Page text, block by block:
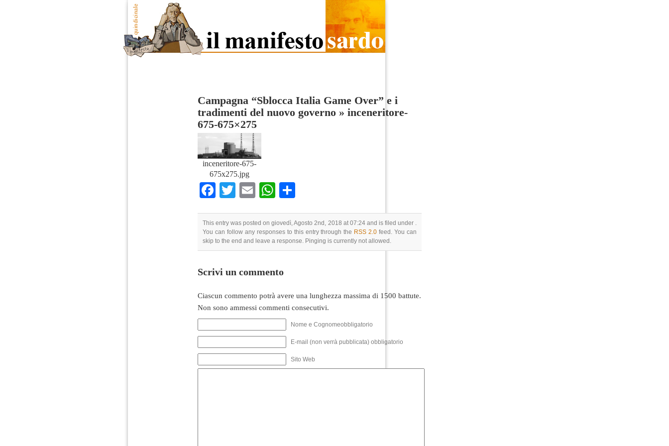
Campagna “Sblocca Italia Game Over” e i
tradimenti del nuovo governo » inceneritore-
675-675×275
inceneritore-675-
675x275.jpg
Facebook
TwitterEmailWhatsApp
This entry was posted on giovedì, Agosto 2nd, 2018 at 07:24 and is filed under .
You can follow any responses to this entry through the RSS 2.0 feed. You can
skip to the end and leave a response. Pinging is currently not allowed.
Scrivi un commento
Ciascun commento potrà avere una lunghezza massima di 1500 battute.
Non sono ammessi commenti consecutivi.
Nome e Cognomeobbligatorio
E-mail (non verrà pubblicata) obbligatorio
Sito Web